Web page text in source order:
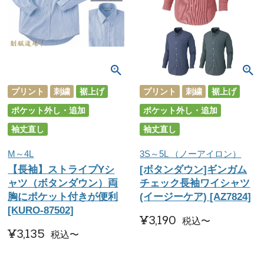
プリント 刺繍
裾上げ
ポケット外し・追加
袖丈直し
M～4L
【長袖】ストライプYシ
ャツ（ボタンダウン）両
胸にポケット付きが便利
[KURO-87502]
¥3,135 税込〜
プリント 刺繍
裾上げ
ポケット外し・追加
袖丈直し
3S～5L （ノーアイロン）
[ボタンダウン]ギンガム
チェック長袖ワイシャツ
(イージーケア) [AZ7824]
¥3,190 税込〜